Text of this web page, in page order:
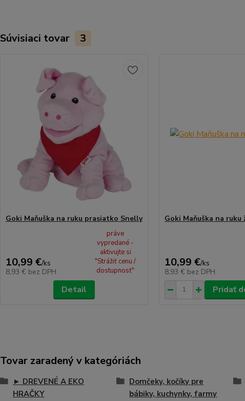
Súvisiaci tovar 3
Goki Maňuška na ruku prasiatko Snelly
10,99 €/ks
8,93 € bez DPH
práve
vypredané -
aktivujte si
"Strážiť cenu /
dostupnosť"
Detail
Goki Maňuška na ruku
10,99 €/ks
8,93 € bez DPH
Pridať
Tovar zaradený v kategóriách
► DREVENÉ A EKO
HRAČKY
Domčeky, kočíky pre
bábiky, kuchynky, farmy